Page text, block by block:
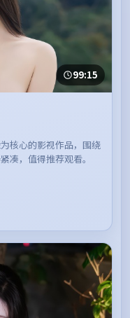
99:15
核心的影视作品，围绕
凑，值得推荐观看。